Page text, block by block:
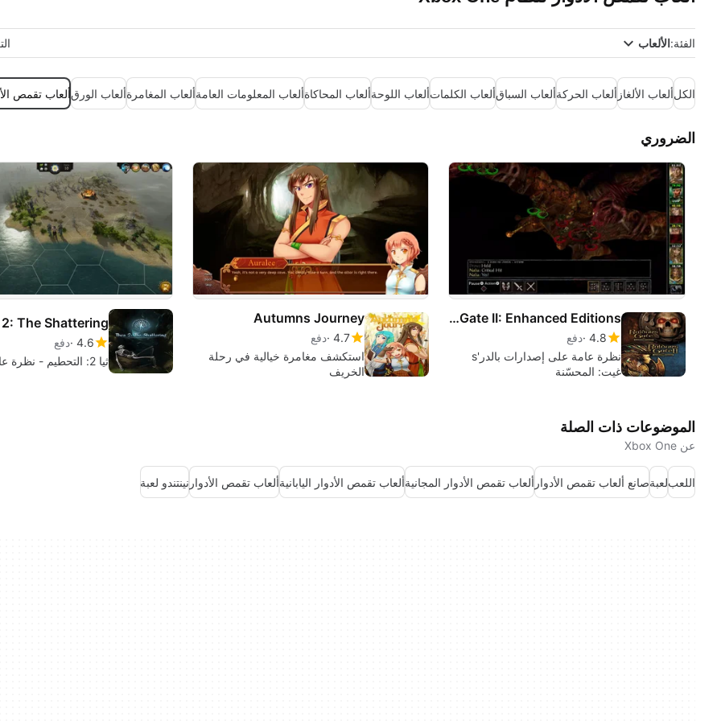
الفئة:الألعاب
الكلألعاب الألغاز ألعاب الحركةألعاب السباقألعاب الكلماتألعاب اللوحةألعاب المحاكاةألعاب المعلومات العامةألعاب المغامرةألعاب الورقألعاب تقمص
الضروري
Baldurs Gate and Baldurs Gate II: Enhanced Editions
4.8 دفع
نظرة عامة على إصدارات بالدر's
غيت: المحسّنة
Autumns Journey
4.7 دفع
استكشف مغامرة خيالية في رحلة
الخريف
The Shattering
4.6 دفع
ثيا 2: التحطيم - نظرة عامة
الموضوعات ذات الصلة
عن Xbox One
اللعبلعبةصانع ألعاب تقمص الأدوار ألعاب تقمص الأدوار المجانيةألعاب تقمص الأدوار اليابانيةألعاب تقمص الأدوار نينتندو لعبة